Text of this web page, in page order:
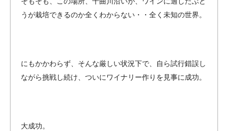
うが栽培できるのか全くわからない・・全く未知の世界。
にもかかわらず、そんな厳しい状況下で、自ら試行錯誤し
ながら挑戦し続け、ついにワイナリー作りを見事に成功。
大成功。